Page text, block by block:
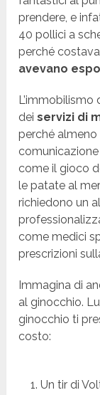
prendere, e
40 pollici a
perché
avevano
deiservizi di
perché
come il gioco
le patate al
richiedono un
come medici
prescrizioni
Immagina di
al ginocchio.
ginocchio ti
costo:
Un tir di